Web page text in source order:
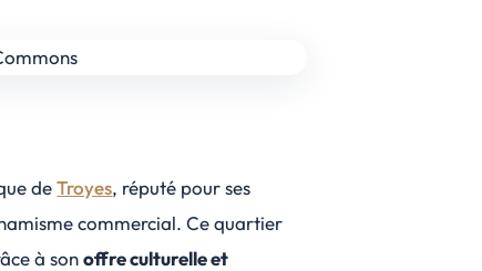
deTroyes, réputé pour ses
commercial. Ce quartier
à sonoffre culturelle et